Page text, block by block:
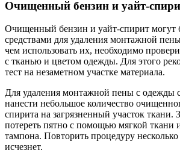
Очищенный бензин и уайт-
Очищенный бензин и уайт-спирит могут
средствами для удаления монтажной
чем использовать их, необходимо
с тканью и цветом одежды. Для этого
тест на незаметном участке материала.
Для удаления монтажной пены с одежды
нанести небольшое количество
спирита на загрязненный участок ткани.
потереть пятно с помощью мягкой ткани
тампона. Повторить процедуру
исчезнет.